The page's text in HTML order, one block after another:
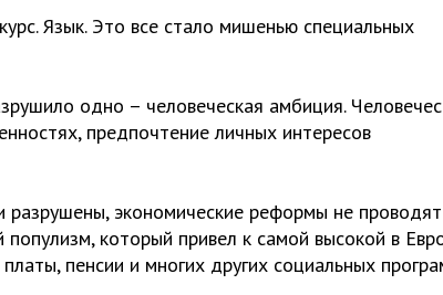
Язык. Это все стало мишенью специальных
одно – человеческая амбиция.
предпочтение личных интересов
экономические реформы не
который привел к самой высокой в
пенсии и многих других социальных